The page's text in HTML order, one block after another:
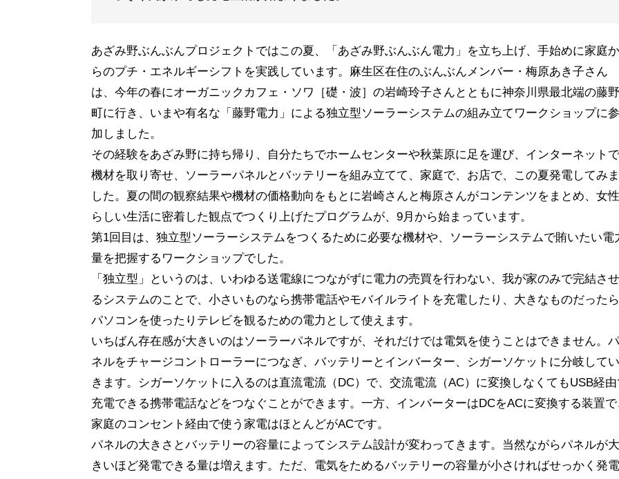
あざみ野ぶんぶんプロジェクトではこの夏、「あざみ野ぶんぶん電力」を立ち上げ、手始めに家庭か
らのプチ・エネルギーシフトを実践しています。麻生区在住のぶんぶんメンバー・梅原あき子さん
は、今年の春にオーガニックカフェ・ソワ［礎・波］の岩崎玲子さんとともに神奈川県最北端の藤野
町に行き、いまや有名な「藤野電力」による独立型ソーラーシステムの組み立てワークショップに参
加しました。
その経験をあざみ野に持ち帰り、自分たちでホームセンターや秋葉原に足を運び、インターネットで
機材を取り寄せ、ソーラーパネルとバッテリーを組み立てて、家庭で、お店で、この夏発電してみま
した。夏の間の観察結果や機材の価格動向をもとに岩崎さんと梅原さんがコンテンツをまとめ、女性
らしい生活に密着した観点でつくり上げたプログラムが、9月から始まっています。
第1回目は、独立型ソーラーシステムをつくるために必要な機材や、ソーラーシステムで賄いたい電
量を把握するワークショップでした。
「独立型」というのは、いわゆる送電線につながずに電力の売買を行わない、我が家のみで完結させ
るシステムのことで、小さいものなら携帯電話やモバイルライトを充電したり、大きなものだったら
パソコンを使ったりテレビを観るための電力として使えます。
いちばん存在感が大きいのはソーラーパネルですが、それだけでは電気を使うことはできません。パ
ネルをチャージコントローラーにつなぎ、バッテリーとインバーター、シガーソケットに分岐してい
きます。シガーソケットに入るのは直流電流（DC）で、交流電流（AC）に変換しなくてもUSB経
充電できる携帯電話などをつなぐことができます。一方、インバーターはDCをACに変換する装置で
家庭のコンセント経由で使う家電はほとんどがACです。
パネルの大きさとバッテリーの容量によってシステム設計が変わってきます。当然ながらパネルが大
きいほど発電できる量は増えます。ただ、電気をためるバッテリーの容量が小さければせっかく発電